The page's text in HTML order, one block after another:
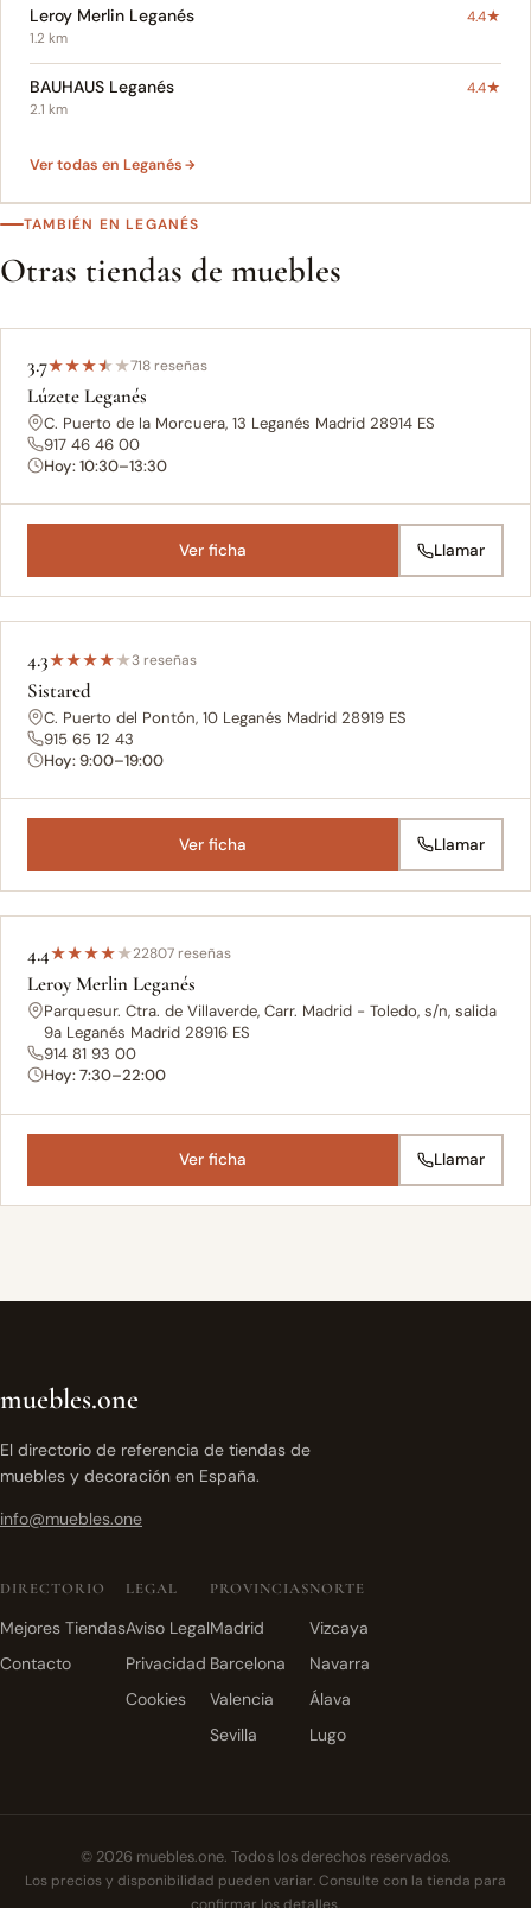
Leroy Merlin Leganés 4.4★
1.2 km
BAUHAUS Leganés 4.4★
2.1 km
Ver todas en Leganés
TAMBIÉN EN LEGANÉS
Otras tiendas de muebles
3.7★★★★★718 reseñas
Lúzete Leganés
C. Puerto de la Morcuera, 13 Leganés Madrid 28914 ES
917 46 46 00
Hoy: 10:30–13:30
Ver ficha Llamar
4.3★★★★★3 reseñas
Sistared
C. Puerto del Pontón, 10 Leganés Madrid 28919 ES
915 65 12 43
Hoy: 9:00–19:00
Ver ficha Llamar
4.4★★★★★22807 reseñas
Leroy Merlin Leganés
Parquesur. Ctra. de Villaverde, Carr. Madrid - Toledo, s/n, salida
9a Leganés Madrid 28916 ES
914 81 93 00
Hoy: 7:30–22:00
Ver ficha Llamar
muebles.one
El directorio de referencia de tiendas de
muebles y decoración en España.
info@muebles.one
DIRECTORIO
Mejores Tiendas
Contacto
LEGAL
Aviso Legal
Privacidad
Cookies
PROVINCIAS
Madrid
Barcelona
Valencia
Sevilla
NORTE
Vizcaya
Navarra
Álava
Lugo
© 2026 muebles.one. Todos los derechos reservados.
Los precios y disponibilidad pueden variar. Consulte con la tienda para
confirmar los detalles.